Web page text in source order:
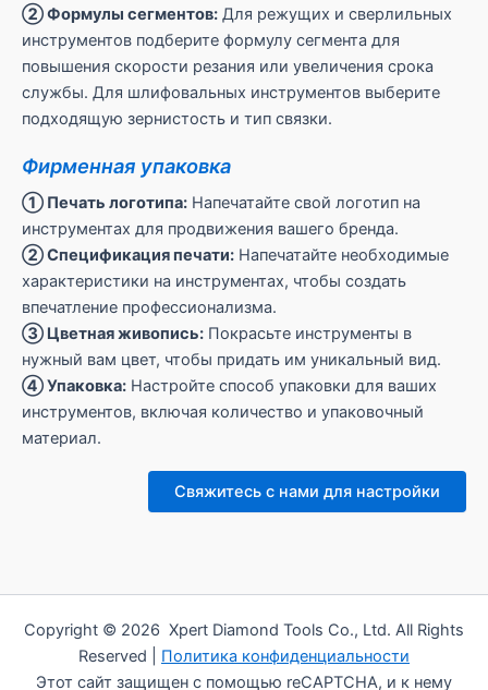
② Формулы сегментов: Для режущих и сверлильных
инструментов подберите формулу сегмента для
повышения скорости резания или увеличения срока
службы. Для шлифовальных инструментов выберите
подходящую зернистость и тип связки.
Фирменная упаковка
① Печать логотипа: Напечатайте свой логотип на
инструментах для продвижения вашего бренда.
② Спецификация печати: Напечатайте необходимые
характеристики на инструментах, чтобы создать
впечатление профессионализма.
③ Цветная живопись: Покрасьте инструменты в
нужный вам цвет, чтобы придать им уникальный вид.
④ Упаковка: Настройте способ упаковки для ваших
инструментов, включая количество и упаковочный
материал.
Свяжитесь с нами для настройки
Copyright © 2026 Xpert Diamond Tools Co., Ltd. All Rights
Reserved | Политика конфиденциальности
Этот сайт защищен с помощью reCAPTCHA, и к нему